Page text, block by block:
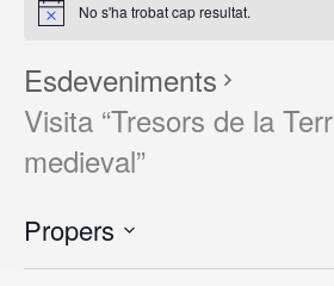
No s'ha trobat cap resultat.
Esdeveniments
Visita “Tresors de la
medieval”
Propers
selecciona